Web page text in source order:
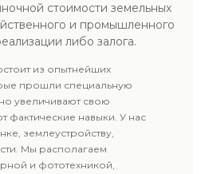
стоимости земельных
и промышленного
либо залога.
из опытнейших
прошли специальную
увеличивают свою
фактические навыки. У нас
землеустройству,
Мы располагаем
и фототехникой,